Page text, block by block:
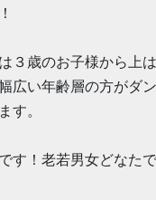
３歳のお子様から上
広い年齢層の方がダン
す。
す！老若男女どなた